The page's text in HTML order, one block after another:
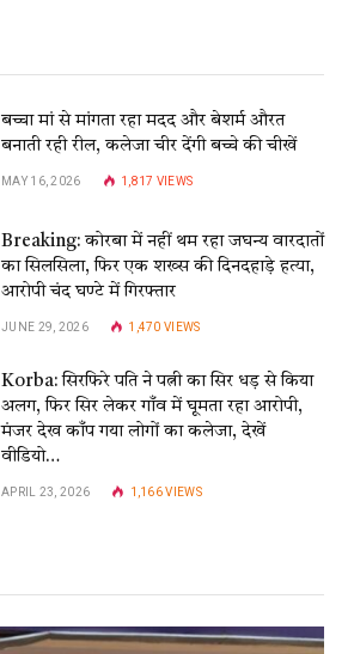
बच्चा मां से मांगता रहा मदद और बेशर्म औरत
बनाती रही रील, कलेजा चीर देंगी बच्चे की चीखें
MAY 16, 2026 1,817 VIEWS
Breaking: कोरबा में नहीं थम रहा जघन्य वारदातों
का सिलसिला, फिर एक शख्स की दिनदहाड़े हत्या,
आरोपी चंद घण्टे में गिरफ्तार
JUNE 29, 2026 1,470VIEWS
Korba: सिरफिरे पति ने पत्नी का सिर धड़ से किया
अलग, फिर सिर लेकर गाँव में घूमता रहा आरोपी,
मंजर देख काँप गया लोगों का कलेजा, देखें
वीडियो…
APRIL 23, 2026 1,166VIEWS